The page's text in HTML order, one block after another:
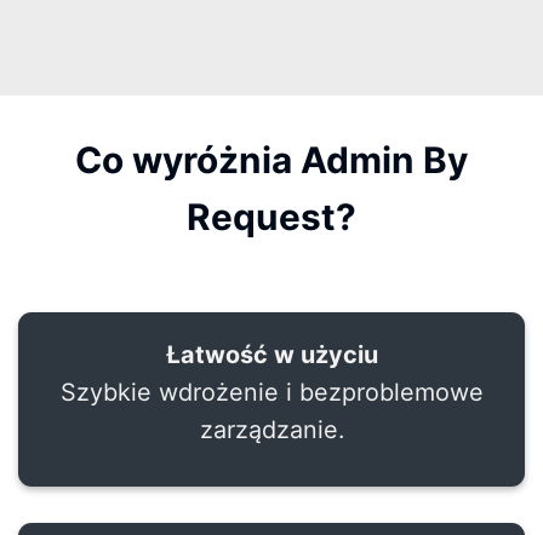
Co wyróżnia Admin By
Request?
Łatwość w użyciu
Szybkie wdrożenie i bezproblemowe
zarządzanie.